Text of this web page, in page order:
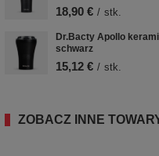
18,90 € / stk.
Dr.Bacty Apollo
schwarz
15,12 € / stk.
ZOBACZ INNE